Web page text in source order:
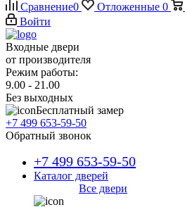
Сравнение0 Отложенные 0
Войти
Входные двери
от производителя
Режим работы:
9.00 - 21.00
Без выходных
Бесплатный замер
+7 499 653-59-50
Обратный звонок
+7 499 653-59-50
Каталог дверей
Все двери